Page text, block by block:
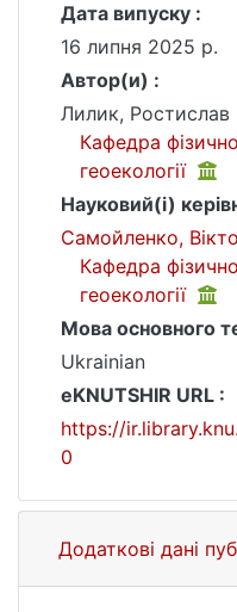
Дата випуску :
16 липня 2025 р.
Автор(и) :
Лилик, Ростислав
Кафедра
геоекології
Науковий(і)
Самойленко,
Кафедра
геоекології
Мова основного
Ukrainian
eKNUTSHIR URL :
https://
0
Додаткові дані